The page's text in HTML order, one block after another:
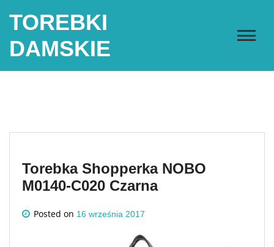
TOREBKI
DAMSKIE
Torebka Shopperka NOBO
M0140-C020 Czarna
Posted on 16 września 2017